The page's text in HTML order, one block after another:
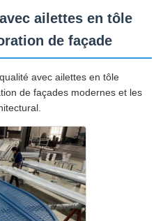
ailettes en tôle
de façade
avec ailettes en tôle
de façades modernes et les